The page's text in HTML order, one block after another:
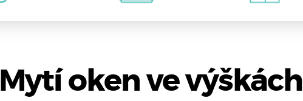
Mytí oken ve výškách